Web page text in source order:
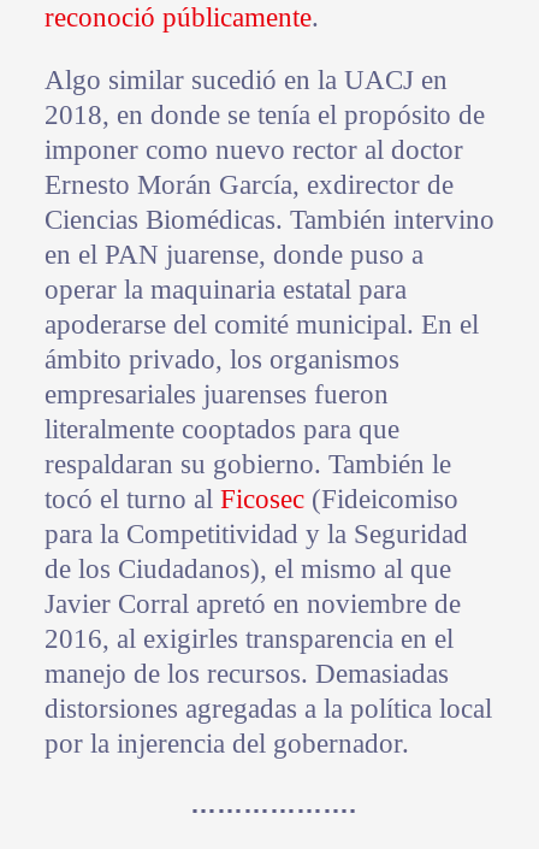
reconoció públicamente.
Algo similar sucedió en la UACJ en
2018, en donde se tenía el propósito de
imponer como nuevo rector al doctor
Ernesto Morán García, exdirector de
Ciencias Biomédicas. También intervino
en el PAN juarense, donde puso a
operar la maquinaria estatal para
apoderarse del comité municipal. En el
ámbito privado, los organismos
empresariales juarenses fueron
literalmente cooptados para que
respaldaran su gobierno. También le
tocó el turno al Ficosec(Fideicomiso
para la Competitividad y la Seguridad
de los Ciudadanos), el mismo al que
Javier Corral apretó en noviembre de
2016, al exigirles transparencia en el
manejo de los recursos. Demasiadas
distorsiones agregadas a la política local
por la injerencia del gobernador.
……………….